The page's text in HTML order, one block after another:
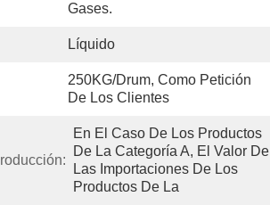
Gases.
Líquido
250KG/Drum, Como Petición
De Los Clientes
En El Caso De Los Productos
De La Categoría A, El Valor De
Las Importaciones De Los
Productos De La